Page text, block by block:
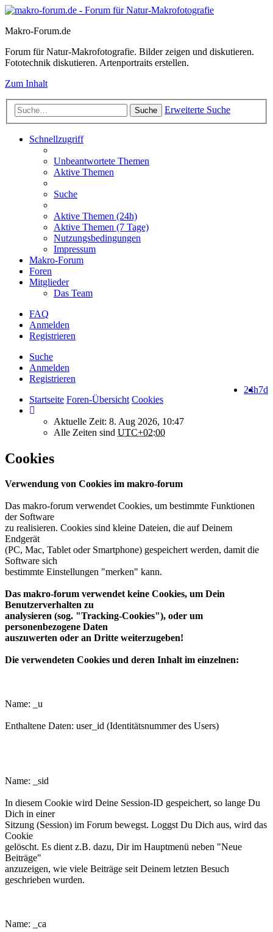
Makro-Forum.de
Forum für Natur-Makrofotografie. Bilder zeigen und diskutieren.
Fototechnik diskutieren. Artenportraits erstellen.
Zum Inhalt
Suche Erweiterte Suche
Schnellzugriff
Unbeantwortete Themen
Aktive Themen
Suche
Aktive Themen (24h)
Aktive Themen (7 Tage)
Nutzungsbedingungen
Impressum
Makro-Forum
Foren
Mitglieder
Das Team
FAQ
Anmelden
Registrieren
Suche
Anmelden
Registrieren
7d
24h
Startseite Foren-Übersicht Cookies
Aktuelle Zeit: 8. Aug 2026, 10:47
Alle Zeiten sind UTC+02:00
Cookies
Verwendung von Cookies im makro-forum
Das makro-forum verwendet Cookies, um bestimmte Funktionen
der Software
zu realisieren. Cookies sind kleine Dateien, die auf Deinem
Endgerät
(PC, Mac, Tablet oder Smartphone) gespeichert werden, damit die
Software sich
bestimmte Einstellungen "merken" kann.
Das makro-forum verwendet keine Cookies, um Dein
Benutzerverhalten zu
analysieren (sog. "Tracking-Cookies"), oder um
personenbezogene Daten
auszuwerten oder an Dritte weiterzugeben!
Die verwendeten Cookies und deren Inhalt im einzelnen:
Name: _u
Enthaltene Daten: user_id (Identitätsnummer des Users)
Name: _sid
In diesem Cookie wird Deine Session-ID gespeichert, so lange Du
Dich in einer
Sitzung (Session) im Forum bewegst. Loggst Du Dich aus, wird das
Cookie
gelöscht. Es dient z.B. dazu, Dir im Hauptmenü neben "Neue
Beiträge"
anzuzeigen, wie viele Beiträge seit Deinem letzten Besuch
geschrieben wurden.
Name: _ca